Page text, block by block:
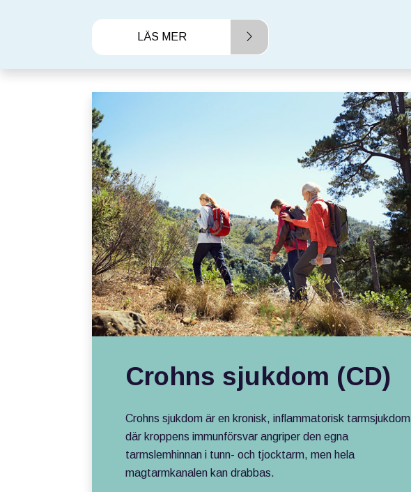
LÄS MER
Crohns sjukdom (CD)
Crohns sjukdom är en kronisk, inflammatorisk tarmsjukdom
där kroppens immunförsvar angriper den egna
tarmslemhinnan i tunn- och tjocktarm, men hela
magtarmkanalen kan drabbas.